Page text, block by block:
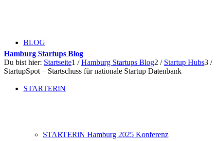
BLOG
STARTERiN
STARTERiN Hamburg 2025 Konferenz
Hamburg Startups Blog
Du bist hier: Startseite1 / Hamburg Startups Blog2 / Startup Hubs3 /
StartupSpot – Startschuss für nationale Startup Datenbank